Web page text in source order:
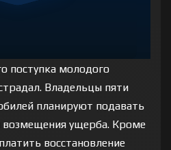
поступка молодого
Владельцы пяти
планируют подавать
возмещения ущерба. Кроме
восстановление